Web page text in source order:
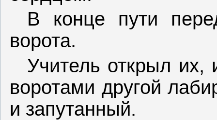
В конце пути
ворота.
Учитель открыл их,
воротами другой
и запутанный.